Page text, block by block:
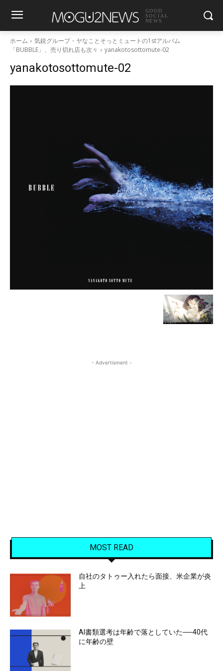
GOOD
SOCIAL
NEWS
ホーム
気鋭グループ・ヤなことそっとミュートの1stアルバム
「BUBBLE」、売り切れ店も次々
yanakotosottomute-02
yanakotosottomute-02
- Advertisment -
MOST READ
自社のタトゥー入れたら面接、米企業が炎
上
AI書類選考は年齢で落としていた──40代
に年齢の壁